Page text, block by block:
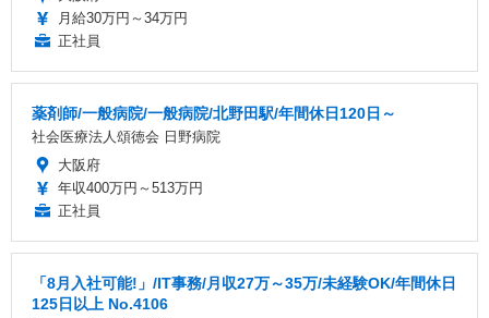
月給30万円～34万円
正社員
薬剤師/一般病院/一般病院/北野田駅/年間休日120日～
社会医療法人頌徳会 日野病院
大阪府
年収400万円～513万円
正社員
「8月入社可能!」/IT事務/月収27万～35万/未経験OK/年間休日
125日以上 No.4106